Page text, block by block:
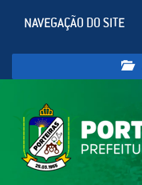
NAVEGAÇÃO DO SITE